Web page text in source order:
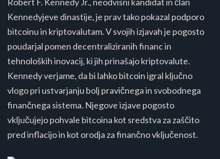
Kennedyjeve dinastije, je prav tako pokazal podporo
bitcoinu in kriptovalutam. V svojih izjavah je pogosto
poudarjal pomen decentraliziranih financ in
tehnoloških inovacij, ki jih prinašajo kriptovalute.
Kennedy verjame, da bi lahko bitcoin igral ključno
vlogo pri ustvarjanju bolj pravičnega in svobodnega
finančnega sistema. Njegove izjave pogosto
vključujejo pohvale bitcoina kot sredstva za zaščito
pred inflacijo in kot orodja za finančno vključenost.